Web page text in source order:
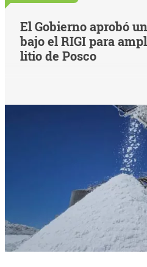
El Gobierno aprobó
bajo el RIGI para
litio de Posco